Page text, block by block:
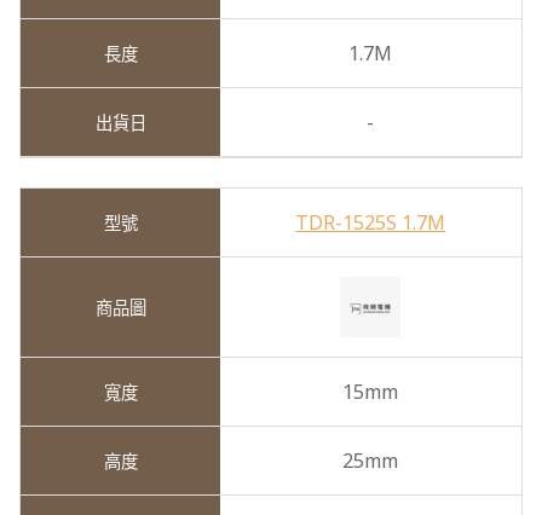
1.7M
-
TDR-1525S 1.7M
15mm
25mm